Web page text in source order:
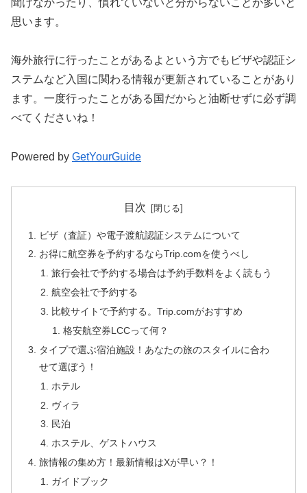
思います。
海外旅行に行ったことがあるよという方でもビザや認証シ
ステムなど入国に関わる情報が更新されていることがあり
ます。一度行ったことがある国だからと油断せずに必ず調
べてくださいね！
Powered by GetYourGuide
目次
ビザ（査証）や電子渡航認証システムについて
お得に航空券を予約するならTrip.comを使うべし
旅行会社で予約する場合は予約手数料をよく読もう
航空会社で予約する
比較サイトで予約する。Trip.comがおすすめ
格安航空券LCCって何？
タイプで選ぶ宿泊施設！あなたの旅のスタイルに合わ
せて選ぼう！
ホテル
ヴィラ
民泊
ホステル、ゲストハウス
旅情報の集め方！最新情報はXが早い？！
ガイドブック